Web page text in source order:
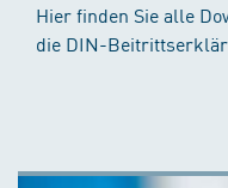
Hier finden Sie alle
die DIN-